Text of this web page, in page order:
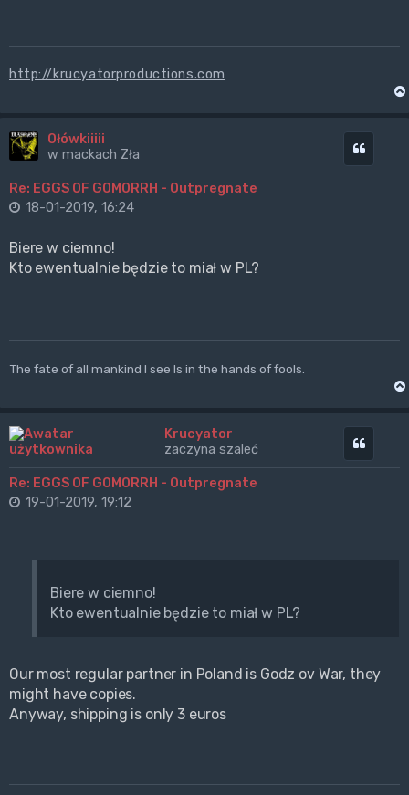
http://krucyatorproductions.com
Ołówkiiiii
w mackach Zła
Re: EGGS OF GOMORRH - Outpregnate
18-01-2019, 16:24
Biere w ciemno!
Kto ewentualnie będzie to miał w PL?
The fate of all mankind I see Is in the hands of fools.
Krucyator
zaczyna szaleć
Re: EGGS OF GOMORRH - Outpregnate
19-01-2019, 19:12
Biere w ciemno!
Kto ewentualnie będzie to miał w PL?
Our most regular partner in Poland is Godz ov War, they
might have copies.
Anyway, shipping is only 3 euros